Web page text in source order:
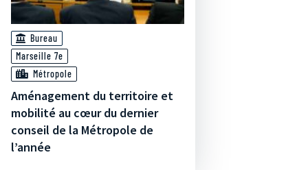
Bureau
Marseille 7e
Métropole
Aménagement du territoire et
mobilité au cœur du dernier
conseil de la Métropole de
l’année